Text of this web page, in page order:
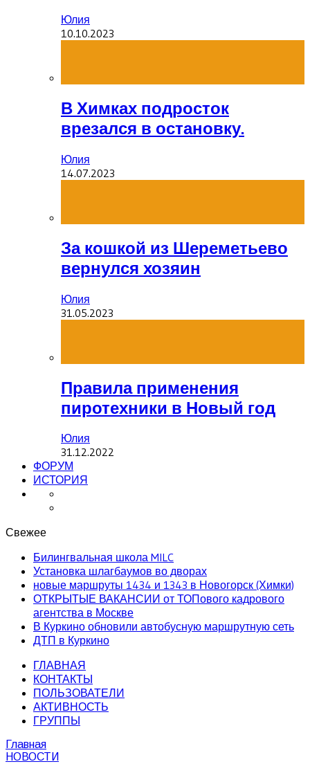
Юлия
10.10.2023
В Химках подросток
врезался в остановку.
Юлия
14.07.2023
За кошкой из Шереметьево
вернулся хозяин
Юлия
31.05.2023
Правила применения
пиротехники в Новый год
Юлия
31.12.2022
ФОРУМ
ИСТОРИЯ
Свежее
Билингвальная школа MILC
Установка шлагбаумов во дворах
новые маршруты 1434 и 1343 в Новогорск (Химки)
ОТКРЫТЫЕ ВАКАНСИИ от ТОПового кадрового
агентства в Москве
В Куркино обновили автобусную маршрутную сеть
ДТП в Куркино
ГЛАВНАЯ
КОНТАКТЫ
ПОЛЬЗОВАТЕЛИ
АКТИВНОСТЬ
ГРУППЫ
Главная
НОВОСТИ